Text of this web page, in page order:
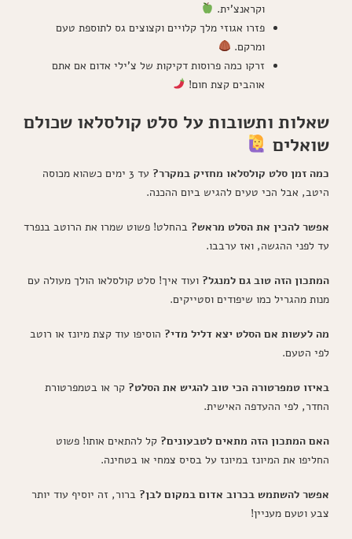
וקראנצ'ית.
פזרו אגוזי מלך קלויים וקצוצים גס לתוספת טעם
ומרקם.
זרקו כמה פרוסות דקיקות של צ'ילי אדום אם אתם
אוהבים קצת חום!
שאלות ותשובות על סלט קולסלאו שכולם
שואלים
כמה זמן סלט קולסלאו מחזיק במקרר?
עד 3 ימים כשהוא מכוסה
היטב, אבל הכי טעים להגיש ביום ההכנה.
אפשר להכין את הסלט מראש? בהחלט! פשוט שמרו את הרוטב בנפרד
עד לפני ההגשה, ואז ערבבו.
המתכון הזה טוב גם למנגל? ועוד איך! סלט קולסלאו הולך מעולה עם
מנות מהגריל כמו שיפודים וסטייקים.
מה לעשות אם הסלט יצא דליל מדי? הוסיפו עוד קצת מיונז או רוטב
לפי הטעם.
באיזו טמפרטורה הכי טוב להגיש את הסלט? קר או בטמפרטורת
החדר, לפי ההעדפה האישית.
האם המתכון הזה מתאים לטבעונים? קל להתאים אותו! פשוט
החליפו את המיונז במיונז על בסיס צמחי או בטחינה.
אפשר להשתמש בכרוב אדום במקום לבן? ברור, זה יוסיף עוד יותר
צבע וטעם מעניין!